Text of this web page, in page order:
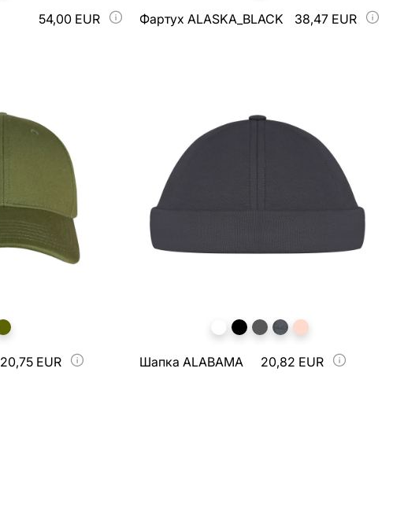
54,00 EUR Фартух ALASKA_BLACK 38,47 EUR
20,75 EUR Шапка ALABAMA 20,82 EUR